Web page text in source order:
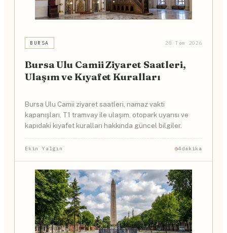
BURSA 28 Tem 2026
Bursa Ulu Camii Ziyaret Saatleri,
Ulaşım ve Kıyafet Kuralları
Bursa Ulu Camii ziyaret saatleri, namaz vakti
kapanışları, T1 tramvay ile ulaşım, otopark uyarısı ve
kapıdaki kıyafet kuralları hakkında güncel bilgiler.
Ekin Yalgın 4dakika